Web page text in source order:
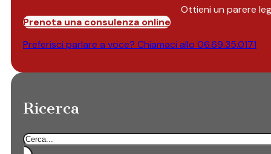
Ottieni un parere
Prenota una consulenza online
Preferisci parlare a voce? Chiamaci allo 06.69.35.0171
Ricerca
Cerca